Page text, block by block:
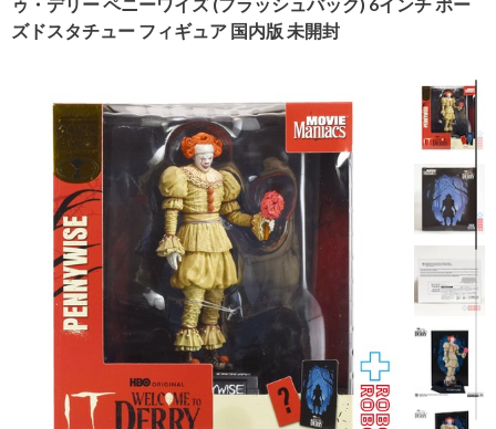
ズドスタチュー フィギュア 国内版 未開封